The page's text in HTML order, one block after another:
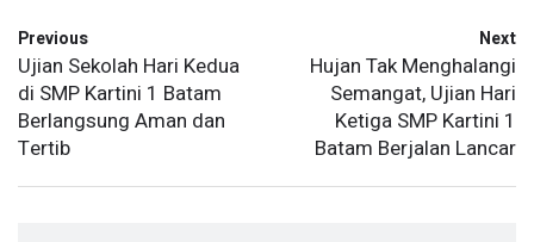
Previous
Ujian Sekolah Hari Kedua
di SMP Kartini 1 Batam
Berlangsung Aman dan
Tertib
Next
Hujan Tak Menghalangi
Semangat, Ujian Hari
Ketiga SMP Kartini 1
Batam Berjalan Lancar